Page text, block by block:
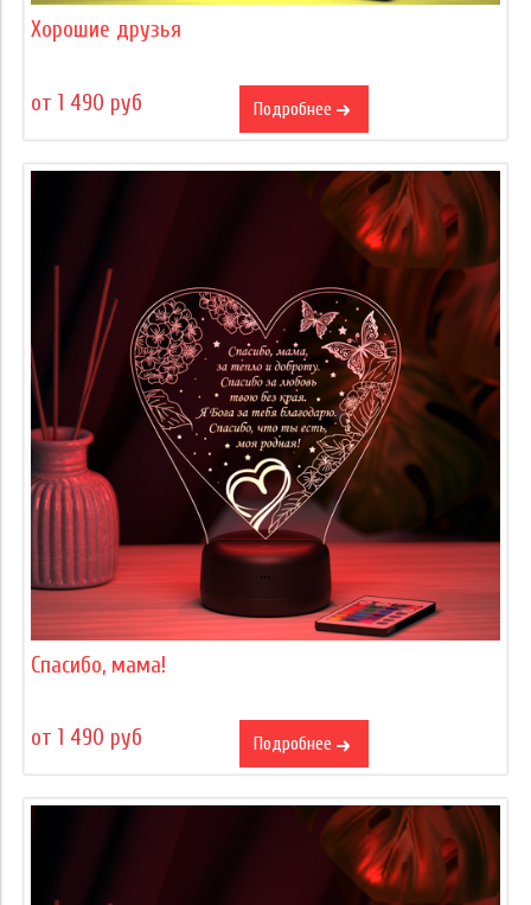
Хорошие друзья
от 1 490 руб Подробнее
Спасибо, мама!
от 1 490 руб Подробнее